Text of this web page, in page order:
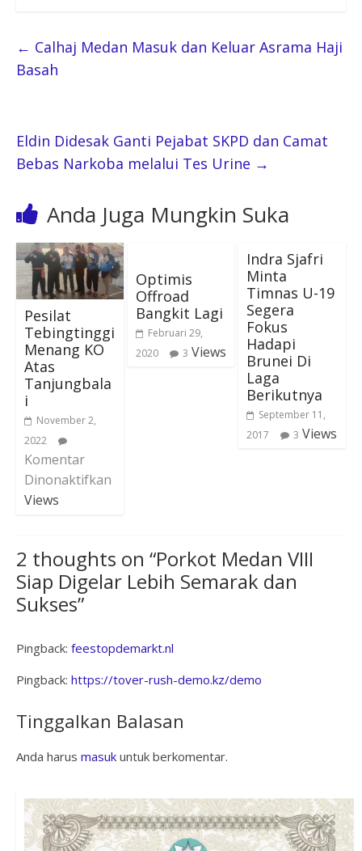
← Calhaj Medan Masuk dan Keluar Asrama Haji
Basah
Eldin Didesak Ganti Pejabat SKPD dan Camat
Bebas Narkoba melalui Tes Urine →
Anda Juga Mungkin Suka
Pesilat
Tebingtinggi
Menang KO
Atas
Tanjungbala
i
November 2,
2022
Komentar
Dinonaktifkan
Views
Optimis
Offroad
Bangkit Lagi
Februari 29,
2020
3 Views
Indra Sjafri
Minta
Timnas U-19
Segera
Fokus
Hadapi
Brunei Di
Laga
Berikutnya
September 11,
2017
3 Views
2 thoughts on “Porkot Medan VIII
Siap Digelar Lebih Semarak dan
Sukses”
Pingback: feestopdemarkt.nl
Pingback: https://tover-rush-demo.kz/demo
Tinggalkan Balasan
Anda harus masukuntuk berkomentar.